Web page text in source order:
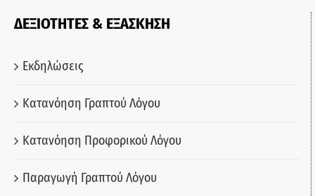
ΔΕΞΙΟΤΗΤΕΣ & ΕΞΑΣΚΗΣΗ
Εκδηλώσεις
Κατανόηση Γραπτού Λόγου
Κατανόηση Προφορικού Λόγου
Παραγωγή Γραπτού Λόγου